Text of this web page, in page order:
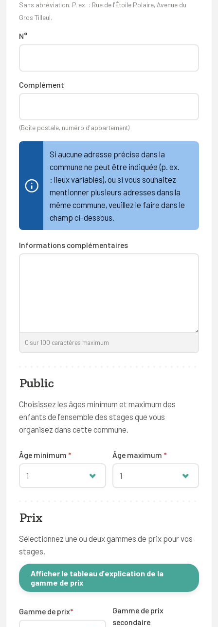
Sans abréviation. P. ex. : Rue de l’Étoile Polaire, Avenue du
Gros Tilleul.
N°
Complément
(Boîte postale, numéro d’appartement)
Si aucune adresse précise dans la
commune ne peut être indiquée (p. ex.
: lieux variables), ou si vous souhaitez
mentionner plusieurs adresses dans la
même commune, veuillez le faire dans le
champ ci-dessous.
Informations complémentaires
0 sur100 caractères maximum
Public
Choisissez les âges minimum et maximum des
enfants de l’ensemble des stages que vous
organisez dans cette commune.
Âge minimum *
1
Âge maximum *
1
Prix
Sélectionnez une ou deux gammes de prix pour vos
stages.
Afficher le tableau d’explication de la
gamme de prix
Gamme de prix*
Gamme de prix
secondaire